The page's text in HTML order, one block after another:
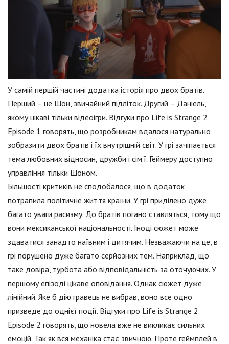
У самій першій частині додатка історія про двох братів.
Перший – це Шон, звичайний підліток. Другий – Даніель,
якому цікаві тільки відеоігри. Відгуки про Life is Strange 2
Episode 1 говорять, що розробникам вдалося натурально
зобразити двох братів і їх внутрішній світ. У грі зачіпається
тема любовних відносин, дружби і сім'ї. Геймеру доступно
управління тільки Шоном.
Більшості критиків не сподобалося, що в додаток
потрапила політичне життя країни. У грі приділено дуже
багато уваги расизму. До братів погано ставляться, тому що
вони мексиканської національності. Іноді сюжет може
здаватися занадто наївним і дитячим. Незважаючи на це, в
грі порушено дуже багато серйозних тем. Наприклад, що
таке довіра, турбота або відповідальність за оточуючих. У
першому епізоді цікаве оповідання. Однак сюжет дуже
лінійний. Яке б дію гравець не вибрав, воно все одно
призведе до однієї події. Відгуки про Life is Strange 2
Episode 2 говорять, що новела вже не викликає сильних
емоцій. Так як вся механіка стає звичною. Проте геймплей в